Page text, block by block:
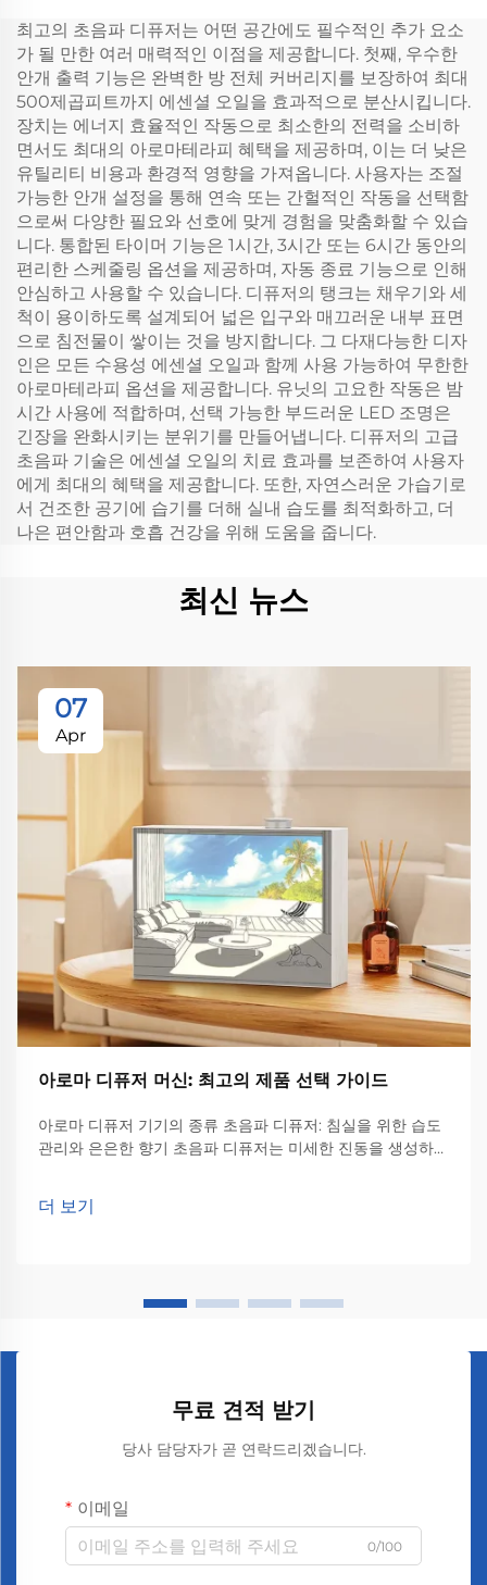
최고의 초음파 디퓨저는 어떤 공간에도 필수적인 추가 요소
가 될 만한 여러 매력적인 이점을 제공합니다. 첫째, 우수한
안개 출력 기능은 완벽한 방 전체 커버리지를 보장하여 최대
500제곱피트까지 에센셜 오일을 효과적으로 분산시킵니다.
장치는 에너지 효율적인 작동으로 최소한의 전력을 소비하
면서도 최대의 아로마테라피 혜택을 제공하며, 이는 더 낮은
유틸리티 비용과 환경적 영향을 가져옵니다. 사용자는 조절
가능한 안개 설정을 통해 연속 또는 간헐적인 작동을 선택함
으로써 다양한 필요와 선호에 맞게 경험을 맞춤화할 수 있습
니다. 통합된 타이머 기능은 1시간, 3시간 또는 6시간 동안의
편리한 스케줄링 옵션을 제공하며, 자동 종료 기능으로 인해
안심하고 사용할 수 있습니다. 디퓨저의 탱크는 채우기와 세
척이 용이하도록 설계되어 넓은 입구와 매끄러운 내부 표면
으로 침전물이 쌓이는 것을 방지합니다. 그 다재다능한 디자
인은 모든 수용성 에센셜 오일과 함께 사용 가능하여 무한한
아로마테라피 옵션을 제공합니다. 유닛의 고요한 작동은 밤
시간 사용에 적합하며, 선택 가능한 부드러운 LED 조명은
긴장을 완화시키는 분위기를 만들어냅니다. 디퓨저의 고급
초음파 기술은 에센셜 오일의 치료 효과를 보존하여 사용자
에게 최대의 혜택을 제공합니다. 또한, 자연스러운 가습기로
서 건조한 공기에 습기를 더해 실내 습도를 최적화하고, 더
나은 편안함과 호흡 건강을 위해 도움을 줍니다.
최신 뉴스
07
Apr
아로마 디퓨저 머신: 최고의 제품 선택 가이드
아로마 디퓨저 기기의 종류 초음파 디퓨저: 침실을 위한 습도
관리와 은은한 향기 초음파 디퓨저는 미세한 진동을 생성하여
은...
더 보기
무료 견적 받기
당사 담당자가 곧 연락드리겠습니다.
이메일
0/100